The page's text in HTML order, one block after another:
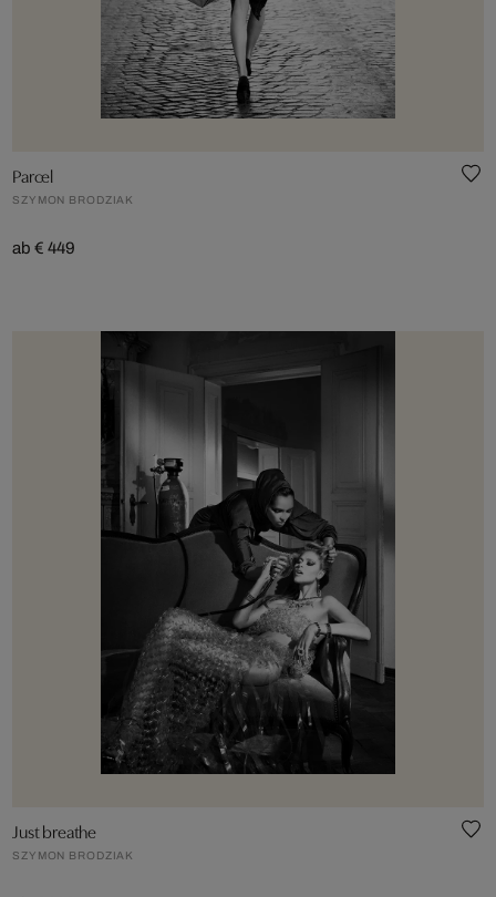
Parcel
SZYMON BRODZIAK
ab € 449
Just breathe
SZYMON BRODZIAK